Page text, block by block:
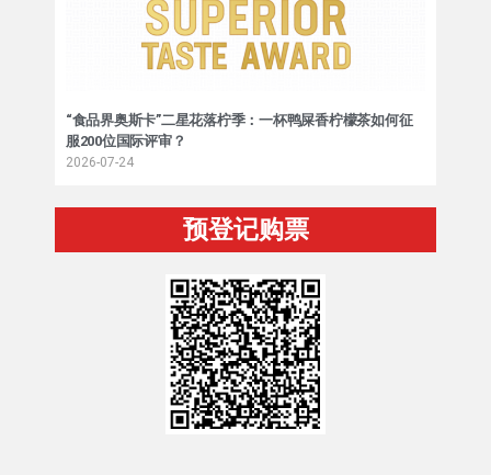
“食品界奥斯卡”二星花落柠季：一杯鸭屎香柠檬茶如何征
服200位国际评审？
2026-07-24
预登记购票